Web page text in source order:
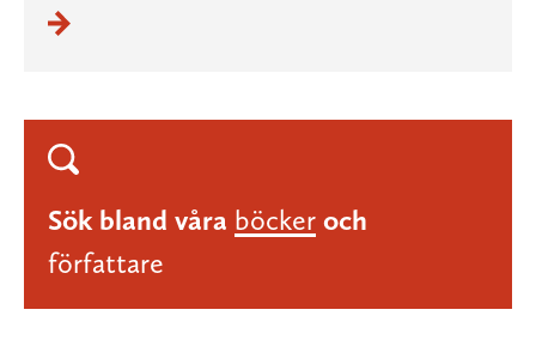
Sök bland våra böcker och
författare